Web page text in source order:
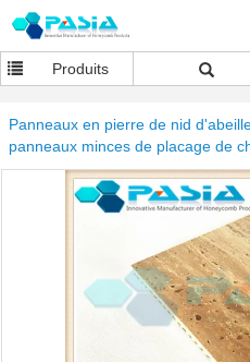
Produits
Panneaux en pierre de nid
panneaux minces de placage de